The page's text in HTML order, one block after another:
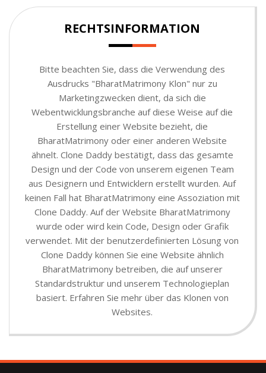
RECHTSINFORMATION
Bitte beachten Sie, dass die Verwendung des
Ausdrucks "BharatMatrimony Klon" nur zu
Marketingzwecken dient, da sich die
Webentwicklungsbranche auf diese Weise auf die
Erstellung einer Website bezieht, die
BharatMatrimony oder einer anderen Website
ähnelt. Clone Daddy bestätigt, dass das gesamte
Design und der Code von unserem eigenen Team
aus Designern und Entwicklern erstellt wurden. Auf
keinen Fall hat BharatMatrimony eine Assoziation mit
Clone Daddy. Auf der Website BharatMatrimony
wurde oder wird kein Code, Design oder Grafik
verwendet. Mit der benutzerdefinierten Lösung von
Clone Daddy können Sie eine Website ähnlich
BharatMatrimony betreiben, die auf unserer
Standardstruktur und unserem Technologieplan
basiert. Erfahren Sie mehr über das Klonen von
Websites.